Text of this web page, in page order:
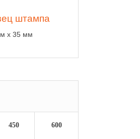
м x 35 мм
450 600